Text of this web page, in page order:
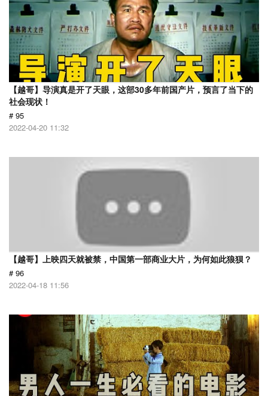
【越哥】导演真是开了天眼，这部30多年前国产片，预言了当下的
社会现状！
# 95
2022-04-20 11:32
【越哥】上映四天就被禁，中国第一部商业大片，为何如此狼狈？
# 96
2022-04-18 11:56